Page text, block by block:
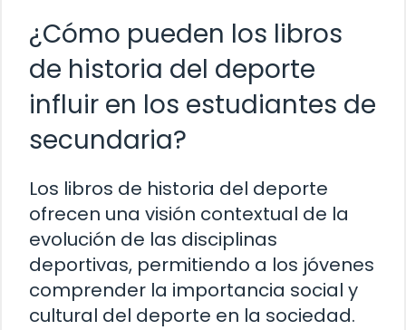
¿Cómo pueden los libros
de historia del deporte
influir en los estudiantes de
secundaria?
Los libros de historia del deporte
ofrecen una visión contextual de la
evolución de las disciplinas
deportivas, permitiendo a los jóvenes
comprender la importancia social y
cultural del deporte en la sociedad.